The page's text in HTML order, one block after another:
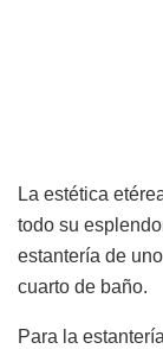
La estética
todo su
estantería de
cuarto de baño.
Para la